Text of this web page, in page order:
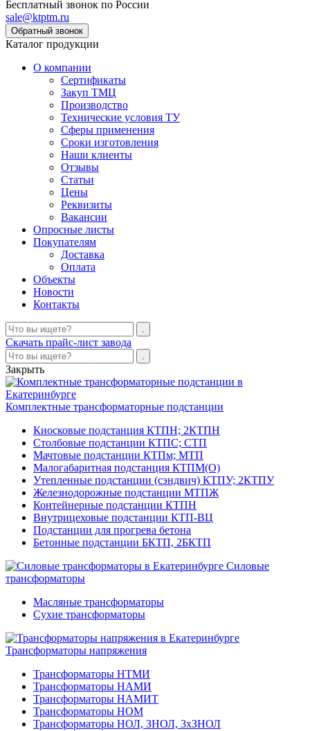
Бесплатный звонок по России
sale@ktptm.ru
Каталог продукции
О компании
Сертификаты
Закуп ТМЦ
Производство
Технические условия ТУ
Сферы применения
Сроки изготовления
Наши клиенты
Отзывы
Статьи
Цены
Реквизиты
Вакансии
Опросные листы
Покупателям
Доставка
Оплата
Объекты
Новости
Контакты
Скачать прайс-лист завода
Закрыть
Комплектные трансформаторные подстанции
Киосковые подстанция КТПН; 2КТПН
Столбовые подстанции КТПС; СТП
Мачтовые подстанции КТПм; МТП
Малогабаритная подстанция КТПМ(О)
Утепленные подстанции (сэндвич) КТПУ; 2КТПУ
Железнодорожные подстанции МТПЖ
Контейнерные подстанции КТПН
Внутрицеховые подстанции КТП-ВЦ
Подстанции для прогрева бетона
Бетонные подстанции БКТП, 2БКТП
Силовые
трансформаторы
Масляные трансформаторы
Сухие трансформаторы
Трансформаторы напряжения
Трансформаторы НТМИ
Трансформаторы НАМИ
Трансформаторы НАМИТ
Трансформаторы НОМ
Трансформаторы НОЛ, ЗНОЛ, 3хЗНОЛ